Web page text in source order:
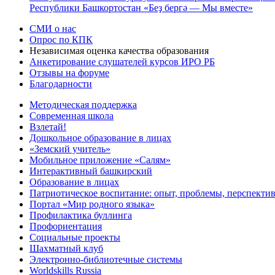
Республики Башкортостан «Беҙ бергә — Мы вместе»
СМИ о нас
Опрос по КПК
Независимая оценка качества образования
Анкетирование слушателей курсов ИРО РБ
Отзывы на форуме
Благодарности
Методическая поддержка
Современная школа
Взлетай!
Дошкольное образование в лицах
«Земский учитель»
Мобильное приложение «Салям»
Интерактивный башкирский
Образование в лицах
Патриотическое воспитание: опыт, проблемы,
Портал «Мир родного языка»
Профилактика буллинга
Профориентация
Социальные проекты
Шахматный клуб
Электронно-библиотечные системы
Worldskills Russia